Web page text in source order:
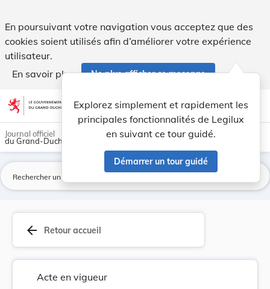
En poursuivant votre navigation vous acceptez que des
cookies soient utilisés afin d’améliorer votre expérience
utilisateur.
En savoir plus
Ne plus afficher ce message
Aller au contenu account_circle help Aide
Explorez simplement et rapidement les
principales fonctionnalités de Legilux
en suivant ce tour guidé.
Démarrer un tour guidé
light_mode dark_mode
Journal officiel
du Grand-Duché de Luxembourg
arrow_back Retour accueil
Acte en vigueur